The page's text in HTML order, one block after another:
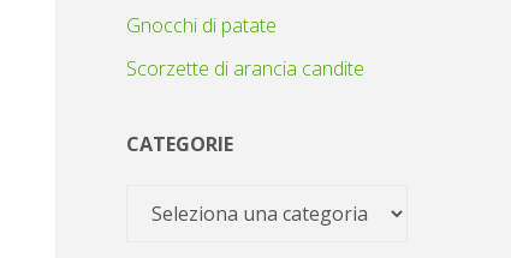
Gnocchi di patate
Scorzette di arancia candite
CATEGORIE
Categorie